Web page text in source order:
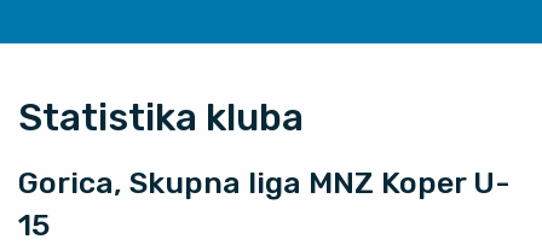
Statistika kluba
Gorica, Skupna liga MNZ Koper U-
15